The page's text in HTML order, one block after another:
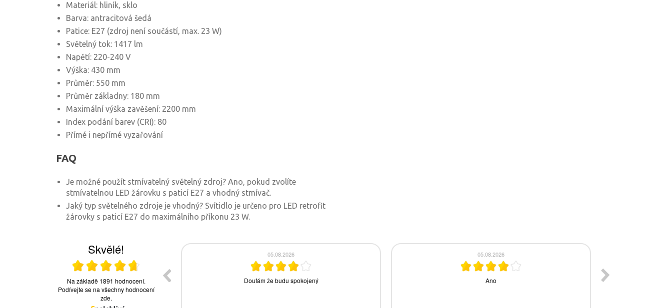
Materiál: hliník, sklo
Barva: antracitová šedá
Patice: E27 (zdroj není součástí, max. 23 W)
Světelný tok: 1417 lm
Napětí: 220-240 V
Výška: 430 mm
Průměr: 550 mm
Průměr základny: 180 mm
Maximální výška zavěšení: 2200 mm
Index podání barev (CRI): 80
Přímé i nepřímé vyzařování
FAQ
Je možné použít stmívatelný světelný zdroj? Ano, pokud zvolíte
stmívatelnou LED žárovku s paticí E27 a vhodný stmívač.
Jaký typ světelného zdroje je vhodný? Svítidlo je určeno pro LED retrofit
žárovky s paticí E27 do maximálního příkonu 23 W.